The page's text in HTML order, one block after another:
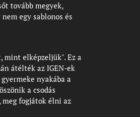
tovább megyek,
egy sablonos és
mint elképzeljük". Ez a
átélték az IGEN-ek
nyakába a
a csodás
fogjátok élni az